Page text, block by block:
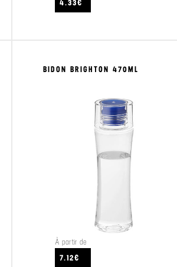
4.33€
VOIR LE PRODUIT
BIDON BRIGHTON 470ML
À partir de
7.12€